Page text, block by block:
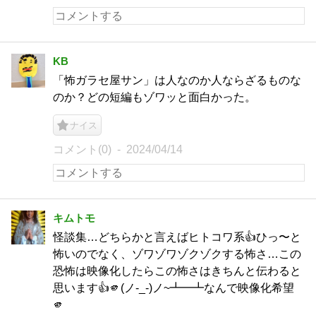
KB
「怖ガラセ屋サン」は人なのか人ならざるものな
のか？どの短編もゾワッと面白かった。
ナイス
コメント(0) 2024/04/14
キムトモ
怪談集…どちらかと言えばヒトコワ系👍ひっ〜と
怖いのでなく、ゾワゾワゾクゾクする怖さ…この
恐怖は映像化したらこの怖さはきちんと伝わると
思います👍🫵(ノ-_-)ノ~┻━┻なんで映像化希望
🫵